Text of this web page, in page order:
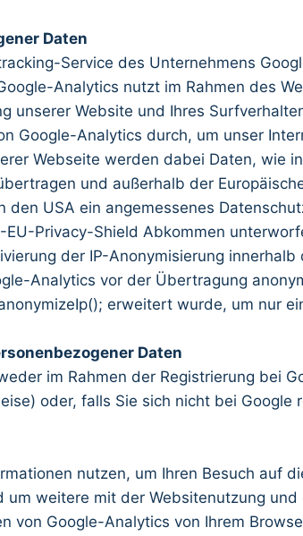
Daten
Service des Unternehmens
Analytics nutzt im Rahmen des
unserer Website und Ihres
Google-Analytics durch, um unser
Webseite werden dabei Daten, wie
und außerhalb der
den USA ein angemessenes
Privacy-Shield Abkommen
der IP-Anonymisierung
Analytics vor der Übertragung
erweitert wurde, um nur
Daten
im Rahmen der Registrierung bei
oder, falls Sie sich nicht bei
nutzen, um Ihren Besuch auf
weitere mit der Websitenutzung
von Google-Analytics von Ihrem